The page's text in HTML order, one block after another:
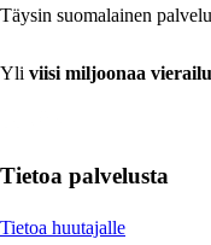
Täysin suomalainen
Yli viisi miljoonaa
Tietoa palvelusta
Tietoa huutajalle